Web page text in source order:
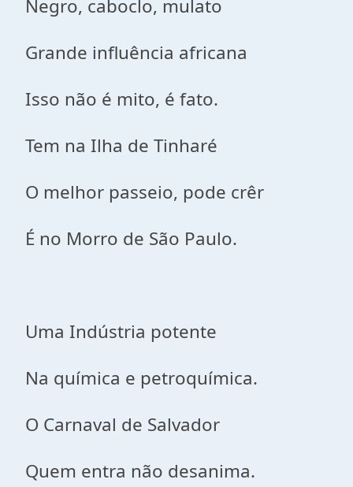
Negro, caboclo, mulato
Grande influência africana
Isso não é mito, é fato.
Tem na Ilha de Tinharé
O melhor passeio, pode crêr
É no Morro de São Paulo.
Uma Indústria potente
Na química e petroquímica.
O Carnaval de Salvador
Quem entra não desanima.